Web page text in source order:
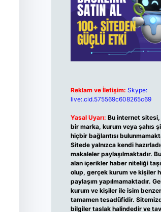
Reklam ve İletişim: Skype:
live:.cid.575569c608265c69
Yasal Uyarı: Bu internet sitesi,
bir marka, kurum veya şahıs
hiçbir bağlantısı
Sitede yalnızca kendi
makaleler paylaşılmaktadır.
alan içerikler haber niteliği
olup, gerçek kurum ve kişiler
paylaşım yapılmamaktadır.
kurum ve kişiler ile isim
tamamen tesadüfidir.
bilgiler taslak halindedir ve